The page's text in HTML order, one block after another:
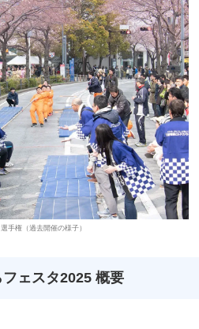
手権（過去開催の様子）
ェスタ2025 概要